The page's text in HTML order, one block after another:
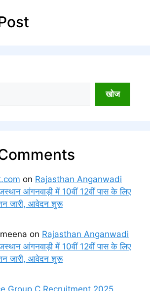
खोज
on Rajasthan Anganwadi
आंगनवाड़ी में 10वीं 12वीं पास के लिए
जारी, आवेदन शुरू
on Rajasthan Anganwadi
आंगनवाड़ी में 10वीं 12वीं पास के लिए
जारी, आवेदन शुरू
Group C Recruitment 2025